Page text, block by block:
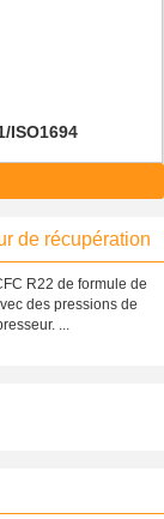
ISO1694
de récupération
R22 de formule de
des pressions de
...